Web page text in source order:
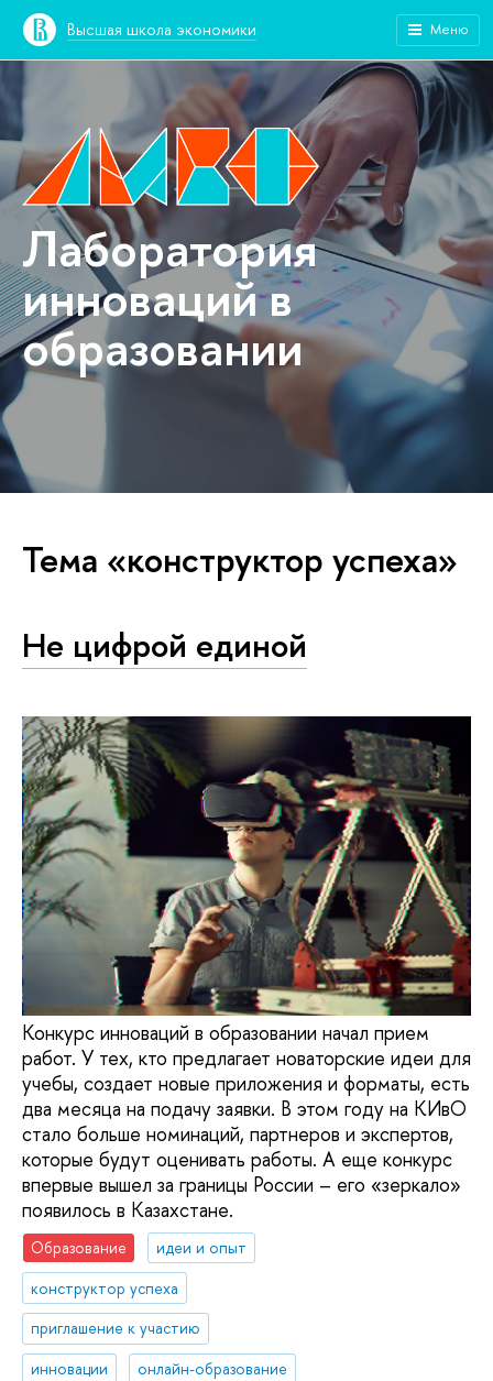
Высшая школа экономики Меню
Лаборатория
инноваций в
образовании
Тема «конструктор успеха»
Не цифрой единой
Конкурс инноваций в образовании начал прием
работ. У тех, кто предлагает новаторские идеи для
учебы, создает новые приложения и форматы, есть
два месяца на подачу заявки. В этом году на КИвО
стало больше номинаций, партнеров и экспертов,
которые будут оценивать работы. А еще конкурс
впервые вышел за границы России – его «зеркало»
появилось в Казахстане.
Образование
идеи и опыт
конструктор успеха
приглашение к участию
инновации
онлайн-образование